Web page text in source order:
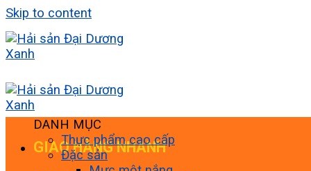
Skip to content
GIAO HÀNG NHANH
DANH MỤC
Thực phẩm cao cấp
Đặc sản